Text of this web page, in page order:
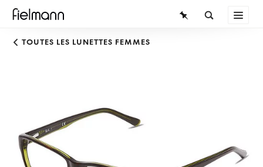
LUNETTES
CONNAISSANCES
SERVICE
TOUTES LES LUNETTES FEMMES